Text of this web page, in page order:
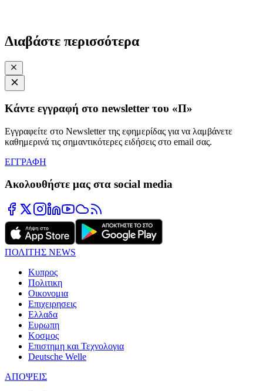
Διαβάστε περισσότερα
Κάντε εγγραφή στο newsletter του «Π»
Εγγραφείτε στο Newsletter της εφημερίδας για να λαμβάνετε
καθημερινά τις σημαντικότερες ειδήσεις στο email σας.
ΕΓΓΡΑΦΗ
Ακολουθήστε μας στα social media
ΠΟΛΙΤΗΣ NEWS
Κυπρος
Πολιτικη
Οικονομια
Επιχειρησεις
Ελλαδα
Ευρωπη
Κοσμος
Επιστημη και Τεχνολογια
Deutsche Welle
ΑΠΟΨΕΙΣ